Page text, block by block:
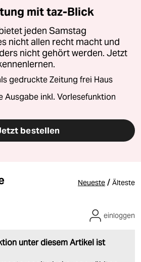
mit taz-Blick
jeden Samstag
nicht allen recht macht und
nicht gehört werden. Jetzt
gedruckte Zeitung frei Haus
Ausgabe inkl. Vorlesefunktion
bestellen
Neueste / Älteste
unter diesem Artikel ist
einloggen